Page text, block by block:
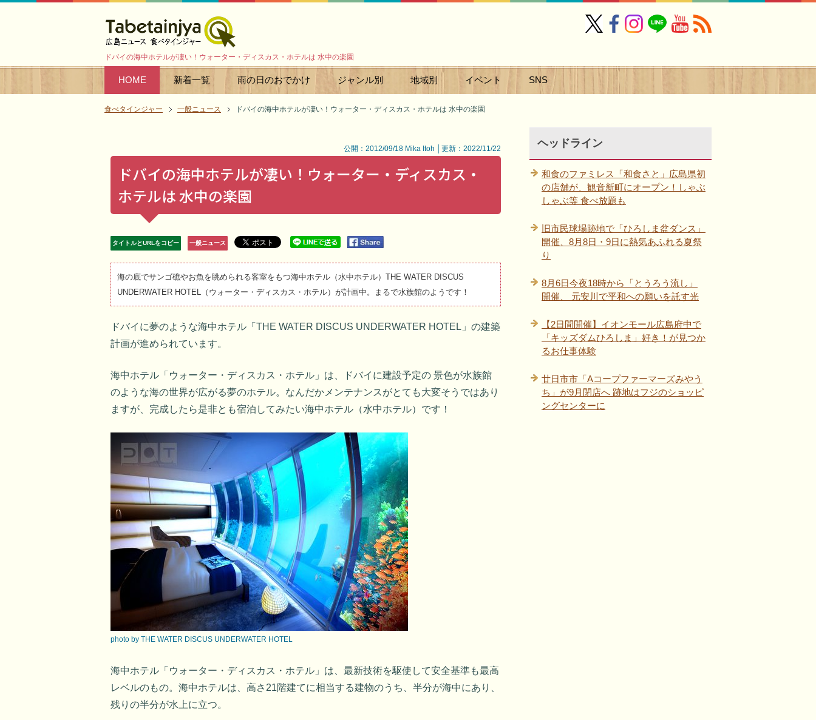
ドバイの海中ホテルが凄い！ウォーター・ディスカス・ホテルは 水中の楽園
HOME 新着一覧 雨の日のおでかけ ジャンル別 地域別 イベント SNS
食べタインジャー 一般ニュース ドバイの海中ホテルが凄い！ウォーター・ディスカス・ホテルは 水中の楽園
公開：2012/09/18 Mika Itoh │更新：2022/11/22
ドバイの海中ホテルが凄い！ウォーター・ディスカス・
ホテルは 水中の楽園
タイトルとURLをコピー 一般ニュース
海の底でサンゴ礁やお魚を眺められる客室をもつ海中ホテル（水中ホテル）THE WATER DISCUS
UNDERWATER HOTEL（ウォーター・ディスカス・ホテル）が計画中。まるで水族館のようです！
ドバイに夢のような海中ホテル「THE WATER DISCUS UNDERWATER HOTEL」の建築
計画が進められています。
海中ホテル「ウォーター・ディスカス・ホテル」は、ドバイに建設予定の 景色が水族館
のような海の世界が広がる夢のホテル。なんだかメンテナンスがとても大変そうではあり
ますが、完成したら是非とも宿泊してみたい海中ホテル（水中ホテル）です！
photo by THE WATER DISCUS UNDERWATER HOTEL
海中ホテル「ウォーター・ディスカス・ホテル」は、最新技術を駆使して安全基準も最高
レベルのもの。海中ホテルは、高さ21階建てに相当する建物のうち、半分が海中にあり、
残りの半分が水上に立つ。
ヘッドライン
和食のファミレス「和食さと」広島県初
の店舗が、観音新町にオープン！しゃぶ
しゃぶ等 食べ放題も
旧市民球場跡地で「ひろしま盆ダンス」
開催、8月8日・9日に熱気あふれる夏祭
り
8月6日今夜18時から「とうろう流し」
開催、 元安川で平和への願いを託す光
【2日間開催】イオンモール広島府中で
「キッズダムひろしま」好き！が見つか
るお仕事体験
廿日市市「Aコープファーマーズみやう
ち」が9月閉店へ 跡地はフジのショッピ
ングセンターに